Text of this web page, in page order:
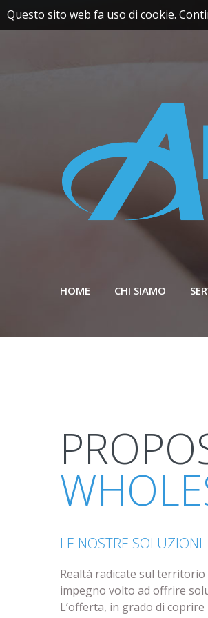
HOME CHI SIAMO
LE NOSTRE SOLUZIONI
Realtà radicate sul territorio
impegno volto ad offrire
L’offerta, in grado di
Questo sito web fa uso di cookie.